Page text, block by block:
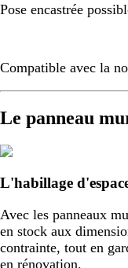
Pose encastrée
Compatible avec la
Le panneau
L'habillage
Avec les panneaux
en stock aux
contrainte, tout en
en rénovation.